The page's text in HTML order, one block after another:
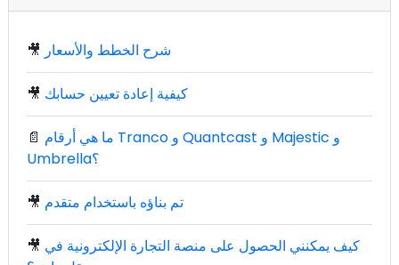
🎥 شرح الخطط والأسعار
🎥 كيفية إعادة تعيين حسابك
📄 ما هي أرقام Tranco و Quantcast و Majestic و
Umbrella؟
🎥 تم بناؤه باستخدام متقدم
🎥 كيف يمكنني الحصول على منصة التجارة الإلكترونية في